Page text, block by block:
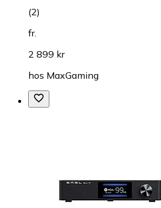
(2)
fr.
2 899 kr
hos MaxGaming